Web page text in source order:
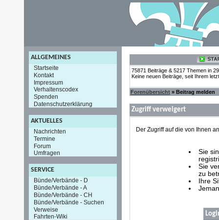
ALLGEMEINES
Startseite
Kontakt
Impressum
Verhaltenscodex
Spenden
Datenschutzerklärung
AKTUELLES
Nachrichten
Termine
Forum
Umfragen
SERVICE
Bünde/Verbände - D
Bünde/Verbände - A
Bünde/Verbände - CH
Bünde/Verbände - Suchen
Verweise
Fahrten-Wiki
75871 Beiträge & 5217 Themen in
Keine neuen Beiträge, seit Ihrem
Forenübersicht » Beitrag melden
Zugriff verweigert
Der Zugriff auf die von Ihnen
Sie
Sie
zu
Ihre